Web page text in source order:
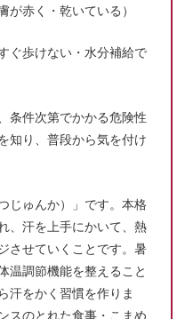
が赤く・乾いている）
ぐ歩けない・水分補給で
条件次第でかかる危険性
知り、普段から気を付け
じゅんか）」です。本格
、汗を上手にかいて、熱
させていくことです。暑
温調節機能を整えること
汗をかく習慣を作りま
スのとれた食事・こまめ